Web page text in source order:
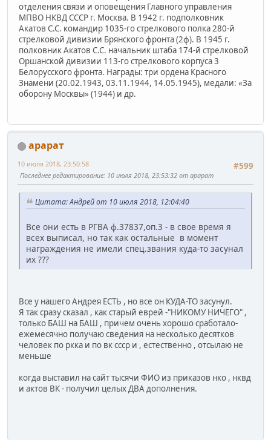
отделения связи и оповещения Главного управления
МПВО НКВД СССР г. Москва. В 1942 г. подполковник
Акатов С.С. командир 1035-го стрелкового полка 280-й
стрелковой дивизии Брянского фронта (2ф). В 1945 г.
полковник Акатов С.С. начальник штаба 174-й стрелковой
Оршанской дивизии 113-го стрелкового корпуса 3
Белорусского фронта. Награды: три ордена Красного
Знамени (20.02.1943, 03.11.1944, 14.05.1945), медали: «За
оборону Москвы» (1944) и др.
арарат
#599
10 июля 2018, 23:50:58
Последнее редактирование: 10 июля 2018, 23:53:32 от арарат
Цитата: Андрей от 10 июля 2018, 12:04:40
Все они есть в РГВА ф.37837,оп.3 - в свое время я
всех выписал, но так как остальные в момент
награждения не имели спец.звания куда-то засунал
их ???
Все у нашего Андрея ЕСТЬ , но все он КУДА-ТО засунул.
Я так сразу сказал , как старый еврей -"НИКОМУ НИЧЕГО" ,
только БАШ на БАШ , причем очень хорошо сработало-
ежемесячно получаю сведения на несколько десятков
человек по ркка и по вк ссср и , естественно , отсылаю не
меньше
когда выставил на сайт тысячи ФИО из приказов нко , нквд
и актов ВК - получил целых ДВА дополнения.